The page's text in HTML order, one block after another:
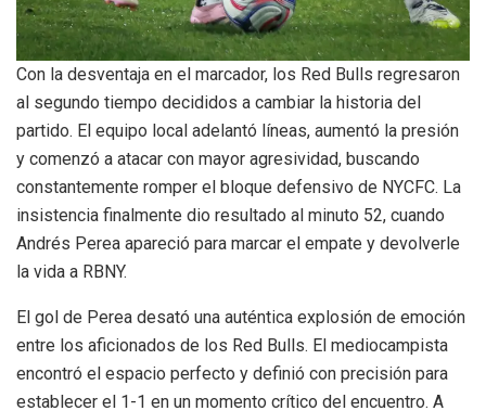
Con la desventaja en el marcador, los Red Bulls regresaron
al segundo tiempo decididos a cambiar la historia del
partido. El equipo local adelantó líneas, aumentó la presión
y comenzó a atacar con mayor agresividad, buscando
constantemente romper el bloque defensivo de NYCFC. La
insistencia finalmente dio resultado al minuto 52, cuando
Andrés Perea apareció para marcar el empate y devolverle
la vida a RBNY.
El gol de Perea desató una auténtica explosión de emoción
entre los aficionados de los Red Bulls. El mediocampista
encontró el espacio perfecto y definió con precisión para
establecer el 1-1 en un momento crítico del encuentro. A